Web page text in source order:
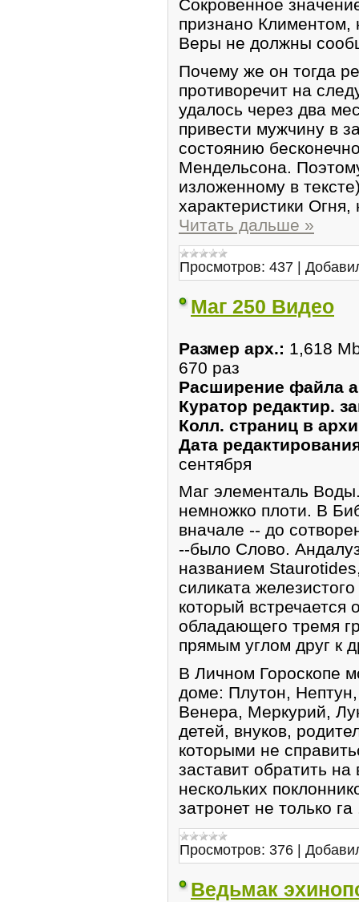
Сокровенное
признано Климентом,
Веры не должны
Почему же он тогда
противоречит на
удалось через два
привести мужчину в
состоянию
Мендельсона.
изложенному в
характеристики
Читать дальше »
Просмотров: 437 |
Маг 250 Видео
Размер арх.: 1,618
670 раз
Расширение файла
Куратор редактир.
Колл. страниц в
Дата
сентября
Маг элементаль
немножко плоти. В
вначале -- до
--было Слово.
названием
силиката
который
обладающего тремя
прямым углом друг к
В Личном Гороскопе
доме: Плутон,
Венера, Меркурий,
детей, внуков,
которыми не
заставит обратить
нескольких
затронет не только га
Просмотров: 376 |
Ведьмак